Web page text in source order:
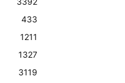
433
1211
1327
3119